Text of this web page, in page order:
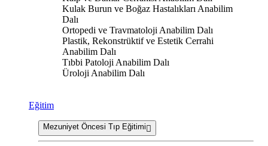
Kulak Burun ve Boğaz Hastalıkları Anabilim
Dalı
Ortopedi ve Travmatoloji Anabilim Dalı
Plastik, Rekonstrüktif ve Estetik Cerrahi
Anabilim Dalı
Tıbbi Patoloji Anabilim Dalı
Üroloji Anabilim Dalı
Eğitim
Mezuniyet Öncesi Tıp Eğitimi